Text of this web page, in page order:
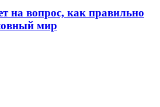
на вопрос, как правильно
мир